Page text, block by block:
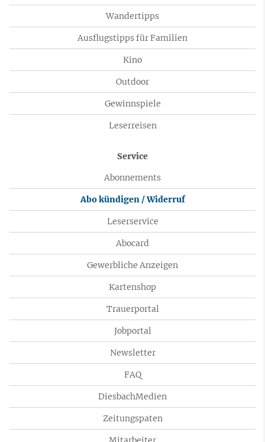
Wandertipps
Ausflugstipps für Familien
Kino
Outdoor
Gewinnspiele
Leserreisen
Service
Abonnements
Abo kündigen / Widerruf
Leserservice
Abocard
Gewerbliche Anzeigen
Kartenshop
Trauerportal
Jobportal
Newsletter
FAQ
DiesbachMedien
Zeitungspaten